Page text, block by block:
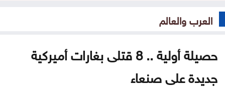
العرب والعالم
حصيلة أولية .. 8 قتلى بغارات أميركية
جديدة على صنعاء